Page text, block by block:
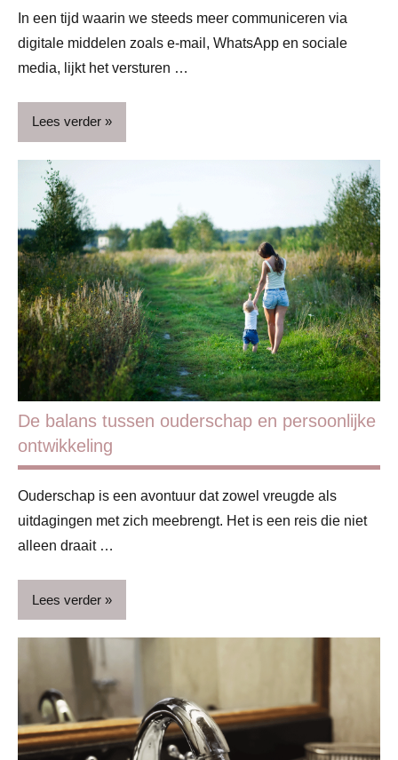
In een tijd waarin we steeds meer communiceren via
digitale middelen zoals e-mail, WhatsApp en sociale
media, lijkt het versturen …
Lees verder
ADV
Blog
Feestdagen
Lifestyle
De balans tussen ouderschap en persoonlijke
ontwikkeling
Ouderschap is een avontuur dat zowel vreugde als
uitdagingen met zich meebrengt. Het is een reis die niet
alleen draait …
Lees verder
Blog
Gezin
Opvoeding